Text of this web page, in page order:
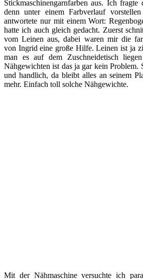
Stickmaschinengarnfarben aus. Ich
denn unter einem Farbverlauf
antwortete nur mit einem Wort:
hatte ich auch gleich gedacht. Zuerst
vom Leinen aus, dabei waren mir die
von Ingrid eine große Hilfe. Leinen ist ja
man es auf dem Zuschneidetisch
Nähgewichten ist das ja gar kein Problem.
und handlich, da bleibt alles an seinem
mehr. Einfach toll solche Nähgewichte.
Mit der Nähmaschine versuchte ich